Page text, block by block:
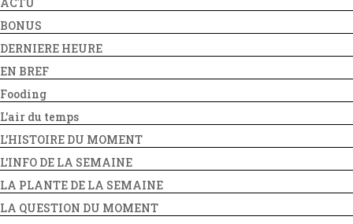
BONUS
DERNIERE HEURE
EN BREF
Fooding
L'air du temps
L'HISTOIRE DU MOMENT
L'INFO DE LA SEMAINE
LA PLANTE DE LA SEMAINE
LA QUESTION DU MOMENT